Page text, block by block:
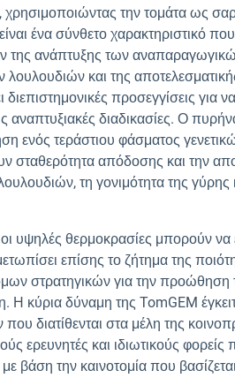
την τομάτα ως
ένα σύνθετο χαρακτηριστικό
της ανάπτυξης των
και της
προσεγγίσεις για
αναπτυξιακές διαδικασίες. Ο
ενός τεράστιου φάσματος
σταθερότητα απόδοσης και την
τη γονιμότητα της γύρης
θερμοκρασίες μπορούν να
επίσης το ζήτημα της
στρατηγικών για την
Η κύρια δύναμη της TomGEM
διατίθενται στα μέλη της
ερευνητές και ιδιωτικούς φορείς
βάση την καινοτομία που